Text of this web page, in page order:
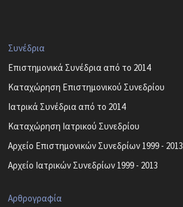
Συνέδρια
Επιστημονικά Συνέδρια από το 2014
Καταχώρηση Επιστημονικού Συνεδρίου
Ιατρικά Συνέδρια από το 2014
Καταχώρηση Ιατρικού Συνεδρίου
Αρχείο Επιστημονικών Συνεδρίων 1999 - 2013
Αρχείο Ιατρικών Συνεδρίων 1999 - 2013
Αρθρογραφία